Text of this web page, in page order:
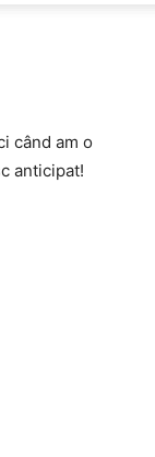
când am o
anticipat!